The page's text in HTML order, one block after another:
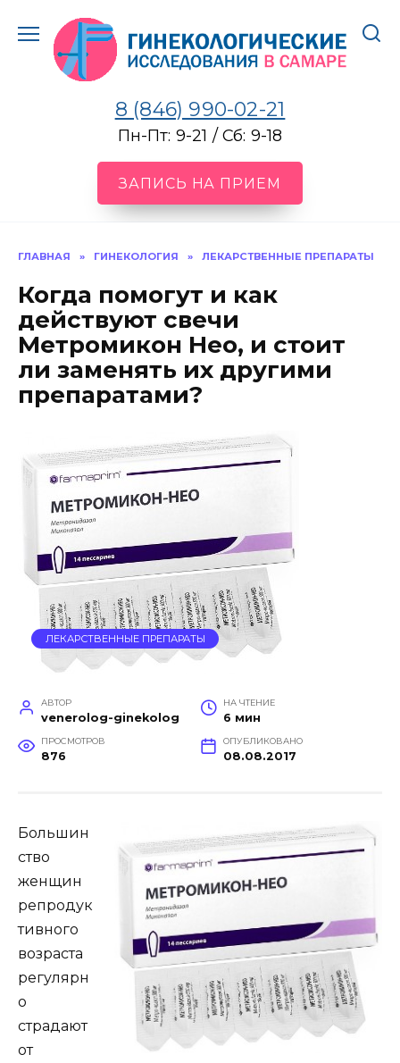
содержанию
8 (846) 990-02-21
Пн-Пт: 9-21 / Сб: 9-18
ЗАПИСЬ НА ПРИЕМ
ГЛАВНАЯ » ГИНЕКОЛОГИЯ » ЛЕКАРСТВЕННЫЕ ПРЕПАРАТЫ
Когда помогут и как
действуют свечи
Метромикон Нео, и стоит
ли заменять их другими
препаратами?
ЛЕКАРСТВЕННЫЕ ПРЕПАРАТЫ
АВТОР
venerolog-ginekolog
НА ЧТЕНИЕ
6 мин
ПРОСМОТРОВ
876
ОПУБЛИКОВАНО
08.08.2017
Большин
ство
женщин
репродук
тивного
возраста
регулярн
о
страдают
от